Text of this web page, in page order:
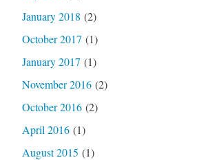
January 2018 (2)
October 2017 (1)
January 2017 (1)
November 2016(2)
October 2016(2)
April 2016(1)
August 2015 (1)